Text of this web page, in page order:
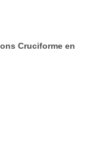
Cruciforme en